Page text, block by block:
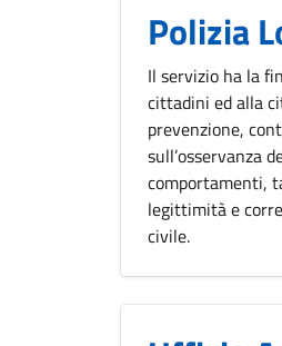
Polizia
Il servizio ha la
cittadini ed alla
prevenzione,
sull’osservanza
comportamenti,
legittimità e
civile.